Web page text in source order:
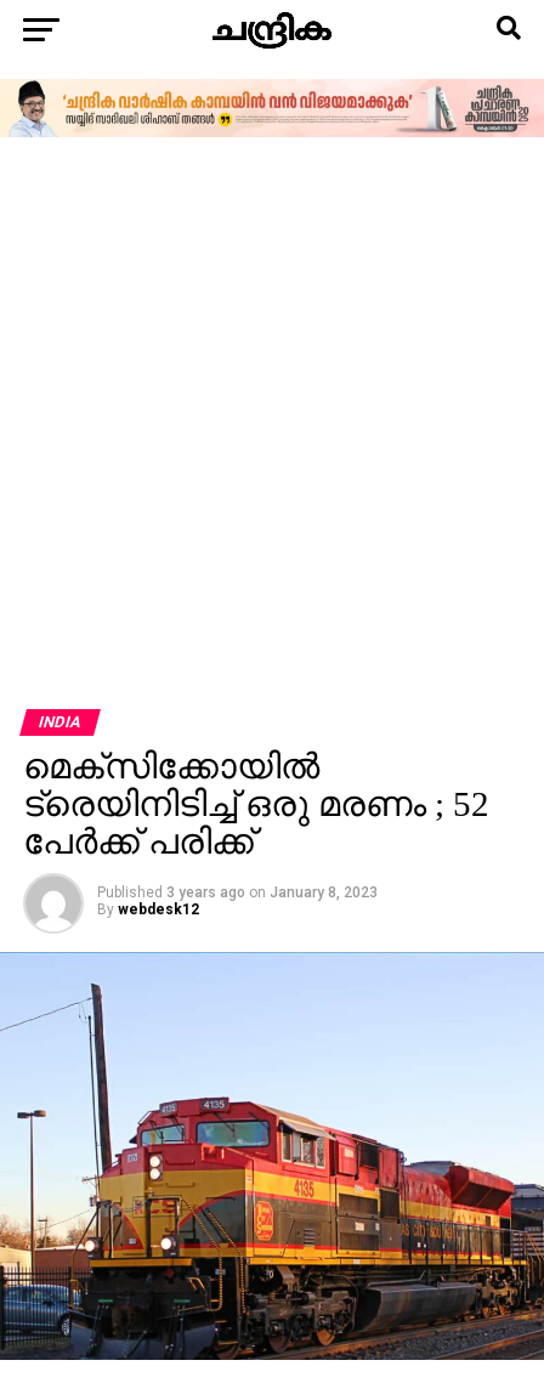
INDIA
മെക്‌സിക്കോയില്‍
ട്രെയിനിടിച്ച്‌ ഒരു മരണം ; 52
പേര്‍ക്ക് പരിക്ക്
Published 3 years ago on January 8, 2023
By webdesk12